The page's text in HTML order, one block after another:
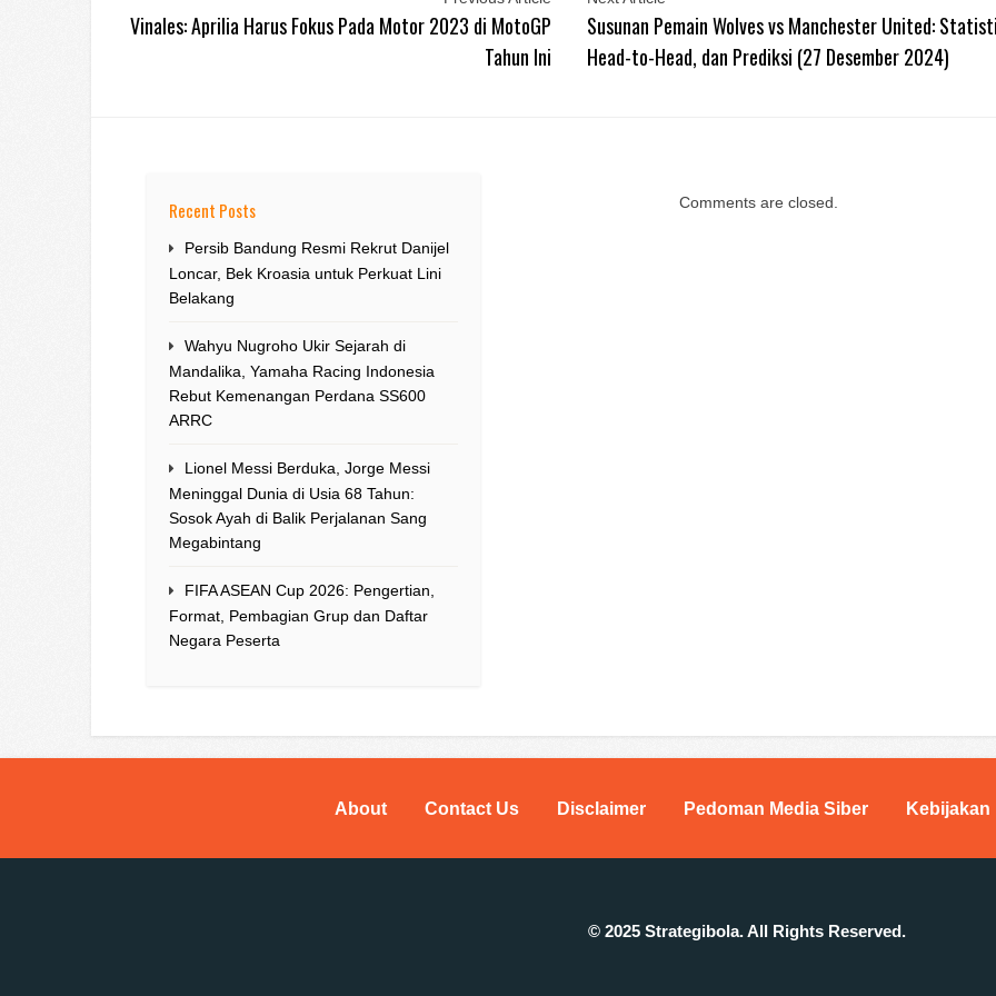
Vinales: Aprilia Harus Fokus Pada Motor 2023 di MotoGP
Tahun Ini
Susunan Pemain Wolves vs Manchester United:
Head-to-Head, dan Prediksi (27 Desember 2024)
Recent Posts
Persib Bandung Resmi Rekrut Danijel
Loncar, Bek Kroasia untuk Perkuat Lini
Belakang
Wahyu Nugroho Ukir Sejarah di
Mandalika, Yamaha Racing Indonesia
Rebut Kemenangan Perdana SS600
ARRC
Lionel Messi Berduka, Jorge Messi
Meninggal Dunia di Usia 68 Tahun:
Sosok Ayah di Balik Perjalanan Sang
Megabintang
FIFA ASEAN Cup 2026: Pengertian,
Format, Pembagian Grup dan Daftar
Negara Peserta
Comments are closed.
About Contact Us Disclaimer Pedoman Media Siber Kebijakan
© 2025 Strategibola. All Rights Reserved.